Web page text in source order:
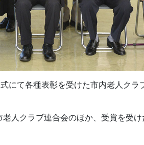
て各種表彰を受けた市内老人クラ
人クラブ連合会のほか、受賞を受